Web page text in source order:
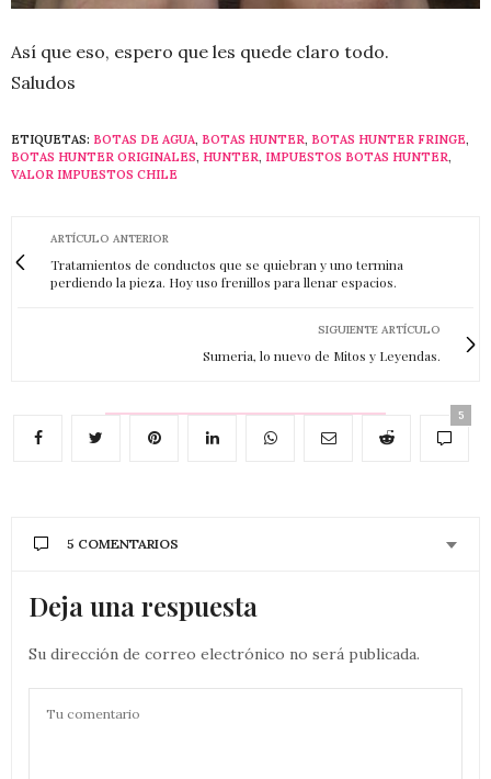
Así que eso, espero que les quede claro todo.
Saludos
ETIQUETAS: BOTAS DE AGUA, BOTAS HUNTER, BOTAS HUNTER FRINGE,
BOTAS HUNTER ORIGINALES, HUNTER, IMPUESTOS BOTAS HUNTER,
VALOR IMPUESTOS CHILE
ARTÍCULO ANTERIOR
Tratamientos de conductos que se quiebran y uno termina
perdiendo la pieza. Hoy uso frenillos para llenar espacios.
SIGUIENTE ARTÍCULO
Sumeria, lo nuevo de Mitos y Leyendas.
5
5 COMENTARIOS
Deja una respuesta
Su dirección de correo electrónico no será publicada.